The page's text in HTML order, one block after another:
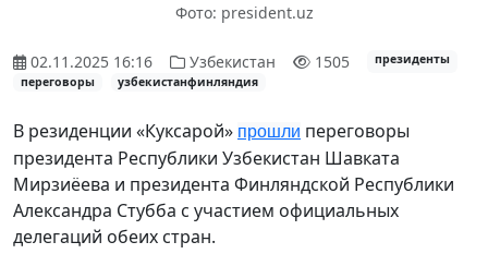
Фото: president.uz
02.11.2025 16:16 Узбекистан 1505
президенты
переговоры
узбекистанфинляндия
В резиденции «Куксарой» прошли переговоры
президента Республики Узбекистан Шавката
Мирзиёева и президента Финляндской Республики
Александра Стубба с участием официальных
делегаций обеих стран.